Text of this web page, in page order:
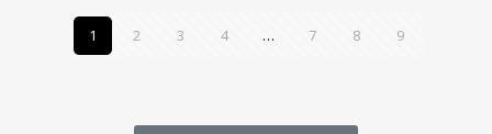
1 2 3 4 … 7 8 9